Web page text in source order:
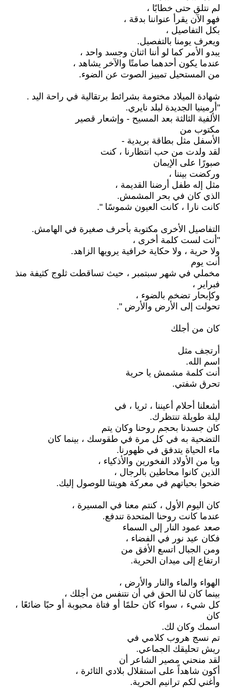
لم نتلق حتى خطابًا ،
فهو الآن يقرأ عنواننا بدقة ،
بكل التفاصيل ،
ويعرف يومنا بالتفصيل.
يبدو الأمر كما لو أننا اثنان وجسد واحد ،
عندما يكون أحدهما صامتًا والآخر يشاهد ،
من المستحيل تمييز الصوت عن الضوء.
شهادة الميلاد مختومة بشرائط برتقالية في راحة اليد .
"أرمينيا الجديدة لبلد نايري.
الألفية الثالثة بعد المسيح - وإشعار قصير
مكتوب من
الأسفل مثل بطاقة بريدية -
لقد ولدت من حب انتظارنا ، كنت
صبورًا على الإيمان
وركضت بيننا ،
مثل إله طفل أرضنا القديمة ،
الذي كان في بحر المشمش.
كانت نارا ، كانت العيون شموسًا ".
التفاصيل الأخرى مكتوبة بأحرف صغيرة في الهامش.
"أنت لست كلمة أخرى ،
ولا حرية ، ولا حكاية خرافية يرويها الزاهد.
أنت يوم
مخملي في شهر سبتمبر ، حيث تساقطت ثلوج كثيفة منذ
فبراير ،
وكإبحار تضخم بالضوء ،
تحولت إلى الأرض والأرض ".
كان من أجلك
أرتجف مثل
اسم الله.
أنت كلمة مشمش يا حرية
تحرق شفتي.
أشعلنا أحلام أعيننا ، ثريا ، في
ليلة طويلة تنتظرك.
كان جسدنا بحجم روحنا وكان يتم
التضحية به في كل مرة في طقوسك ، بينما كان
ماء الحياة يتدفق في ظهورنا.
ويا من الأولاد الفخورين والأذكياء ،
الذين كانوا محاطين بالرجال ،
ضحوا بحياتهم في معركة هويتنا للوصول إليك.
كان اليوم الأول ، كنتم معنا في المسيرة ،
عندما كانت روحنا المتحدة تندفع.
صعد عمود النار إلى السماء
فكان عيد نور في الفضاء ،
ومن الجبال اتسع الأفق من
ارتفاع إلى ميدان الحرية.
الهواء والماء والنار والأرض ،
بينما كان لنا الحق في أن نتنفس من أجلك ،
كل شيء ، سواء كان حلمًا أو فتاة محبوبة أو حبًا ضائعًا ،
كان
اسمك وكان لك.
تم نسج هروب كلامي في
ريش تحليقك الجماعي.
لقد منحني مصير الشاعر أن
أكون شاهداً على استقلال بلادي الثائرة ،
وأغني لكم ترانيم الحرية.